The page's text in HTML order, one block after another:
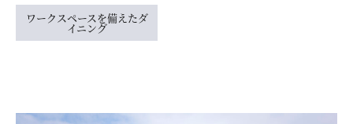
ワークスペースを備えたダ
イニング